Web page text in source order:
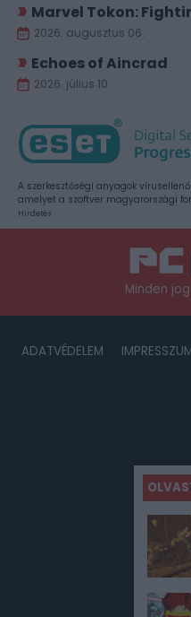
Marvel Tokon:
2026. augusztus 06.
Echoes of Aincrad
2026. július 10.
A szerkesztőségi anyagok
amelyet a szoftver magyarországi
Hirdetés
Minden
ADATVÉDELEM